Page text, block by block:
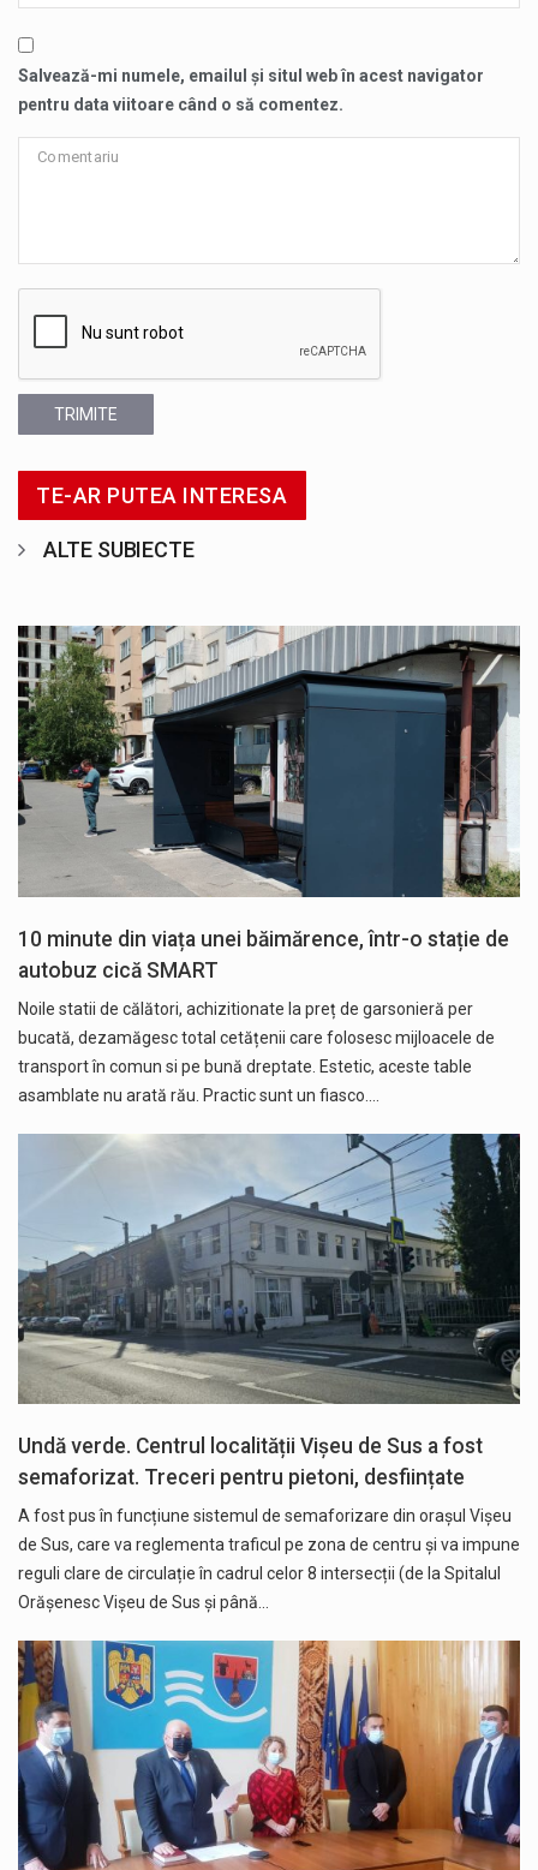
Salvează-mi numele, emailul și situl web în acest navigator
pentru data viitoare când o să comentez.
TRIMITE
TE-AR PUTEA INTERESA
ALTE SUBIECTE
10 minute din viața unei băimărence, într-o stație de
autobuz cică SMART
Noile statii de călători, achizitionate la preț de garsonieră per
bucată, dezamăgesc total cetățenii care folosesc mijloacele de
transport în comun si pe bună dreptate. Estetic, aceste table
asamblate nu arată rău. Practic sunt un fiasco.…
Undă verde. Centrul localității Vișeu de Sus a fost
semaforizat. Treceri pentru pietoni, desființate
A fost pus în funcțiune sistemul de semaforizare din orașul Vișeu
de Sus, care va reglementa traficul pe zona de centru și va impune
reguli clare de circulație în cadrul celor 8 intersecții (de la Spitalul
Orășenesc Vișeu de Sus și până…